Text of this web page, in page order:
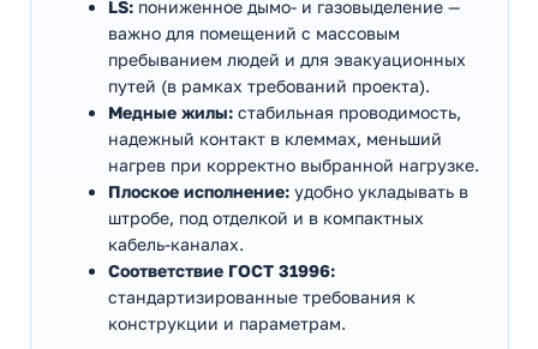
LS: пониженное дымо- и газовыделение —
важно для помещений с массовым
пребыванием людей и для эвакуационных
путей (в рамках требований проекта).
Медные жилы: стабильная проводимость,
надежный контакт в клеммах, меньший
нагрев при корректно выбранной нагрузке.
Плоское исполнение: удобно укладывать в
штробе, под отделкой и в компактных
кабель-каналах.
Соответствие ГОСТ 31996:
стандартизированные требования к
конструкции и параметрам.